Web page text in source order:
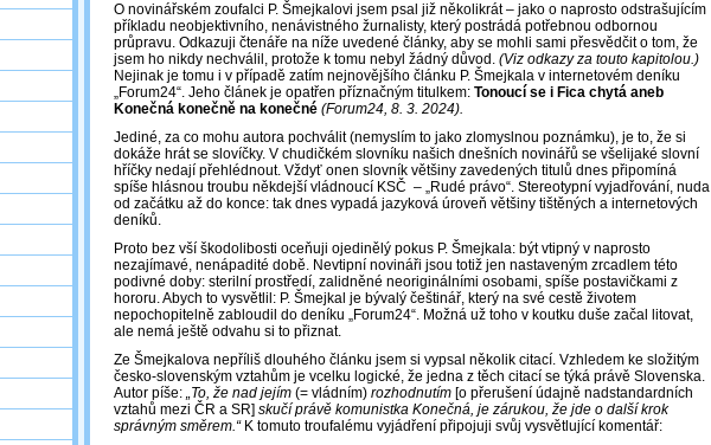
O novinářském zoufalci P. Šmejkalovi jsem psal již několikrát – jako o naprosto odstrašujícím
příkladu neobjektivního, nenávistného žurnalisty, který postrádá potřebnou odbornou
průpravu. Odkazuji čtenáře na níže uvedené články, aby se mohli sami přesvědčit o tom, že
jsem ho nikdy nechválil, protože k tomu nebyl žádný důvod. (Viz odkazy za touto kapitolou.)
Nejinak je tomu i v případě zatím nejnovějšího článku P. Šmejkala v internetovém deníku
„Forum24“. Jeho článek je opatřen příznačným titulkem: Tonoucí se i Fica chytá aneb
Konečná konečně na konečné (Forum24, 8. 3. 2024).
Jediné, za co mohu autora pochválit (nemyslím to jako zlomyslnou poznámku), je to, že si
dokáže hrát se slovíčky. V chudičkém slovníku našich dnešních novinářů se všelijaké slovní
hříčky nedají přehlédnout. Vždyť onen slovník většiny zavedených titulů dnes připomíná
spíše hlásnou troubu někdejší vládnoucí KSČ ‒ „Rudé právo“. Stereotypní vyjadřování, nuda
od začátku až do konce: tak dnes vypadá jazyková úroveň většiny tištěných a internetových
deníků.
Proto bez vší škodolibosti oceňuji ojedinělý pokus P. Šmejkala: být vtipný v naprosto
nezajímavé, nenápadité době. Nevtipní novináři jsou totiž jen nastaveným zrcadlem této
podivné doby: sterilní prostředí, zalidněné neoriginálními osobami, spíše postavičkami z
hororu. Abych to vysvětlil: P. Šmejkal je bývalý češtinář, který na své cestě životem
nepochopitelně zabloudil do deníku „Forum24“. Možná už toho v koutku duše začal litovat,
ale nemá ještě odvahu si to přiznat.
Ze Šmejkalova nepříliš dlouhého článku jsem si vypsal několik citací. Vzhledem ke složitým
česko-slovenským vztahům je vcelku logické, že jedna z těch citací se týká právě Slovenska.
Autor píše: „To, že nad jejím (= vládním) rozhodnutím [o přerušení údajně nadstandardních
vztahů mezi ČR a SR] skučí právě komunistka Konečná, je zárukou, že jde o další krok
správným směrem.“K tomuto troufalému vyjádření připojuji svůj vysvětlující komentář: